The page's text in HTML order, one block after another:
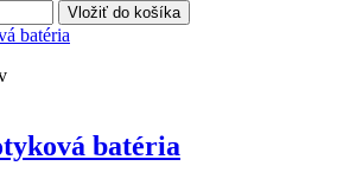
Vložiť do košíka
batéria